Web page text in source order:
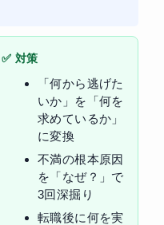
✅ 対策
「何から逃げた
いか」を「何を
求めているか」
に変換
不満の根本原因
を「なぜ？」で
3回深掘り
転職後に何を実